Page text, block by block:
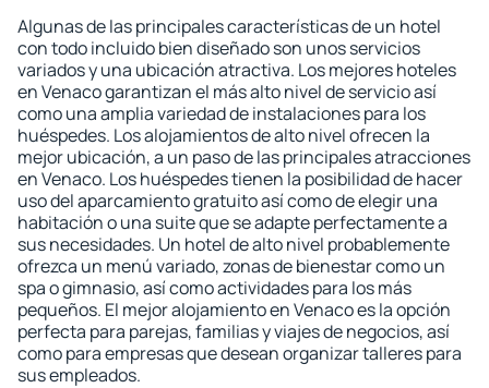
Algunas de las principales características de un hotel
con todo incluido bien diseñado son unos servicios
variados y una ubicación atractiva. Los mejores hoteles
en Venaco garantizan el más alto nivel de servicio así
como una amplia variedad de instalaciones para los
huéspedes. Los alojamientos de alto nivel ofrecen la
mejor ubicación, a un paso de las principales atracciones
en Venaco. Los huéspedes tienen la posibilidad de hacer
uso del aparcamiento gratuito así como de elegir una
habitación o una suite que se adapte perfectamente a
sus necesidades. Un hotel de alto nivel probablemente
ofrezca un menú variado, zonas de bienestar como un
spa o gimnasio, así como actividades para los más
pequeños. El mejor alojamiento en Venaco es la opción
perfecta para parejas, familias y viajes de negocios, así
como para empresas que desean organizar talleres para
sus empleados.